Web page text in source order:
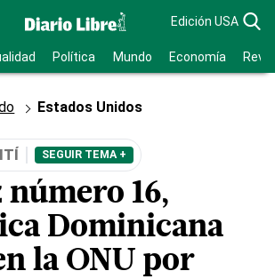
Edición USA
Política Mundo Economía
Estados Unidos
SEGUIR TEMA +
número 16,
Dominicana
la ONU por